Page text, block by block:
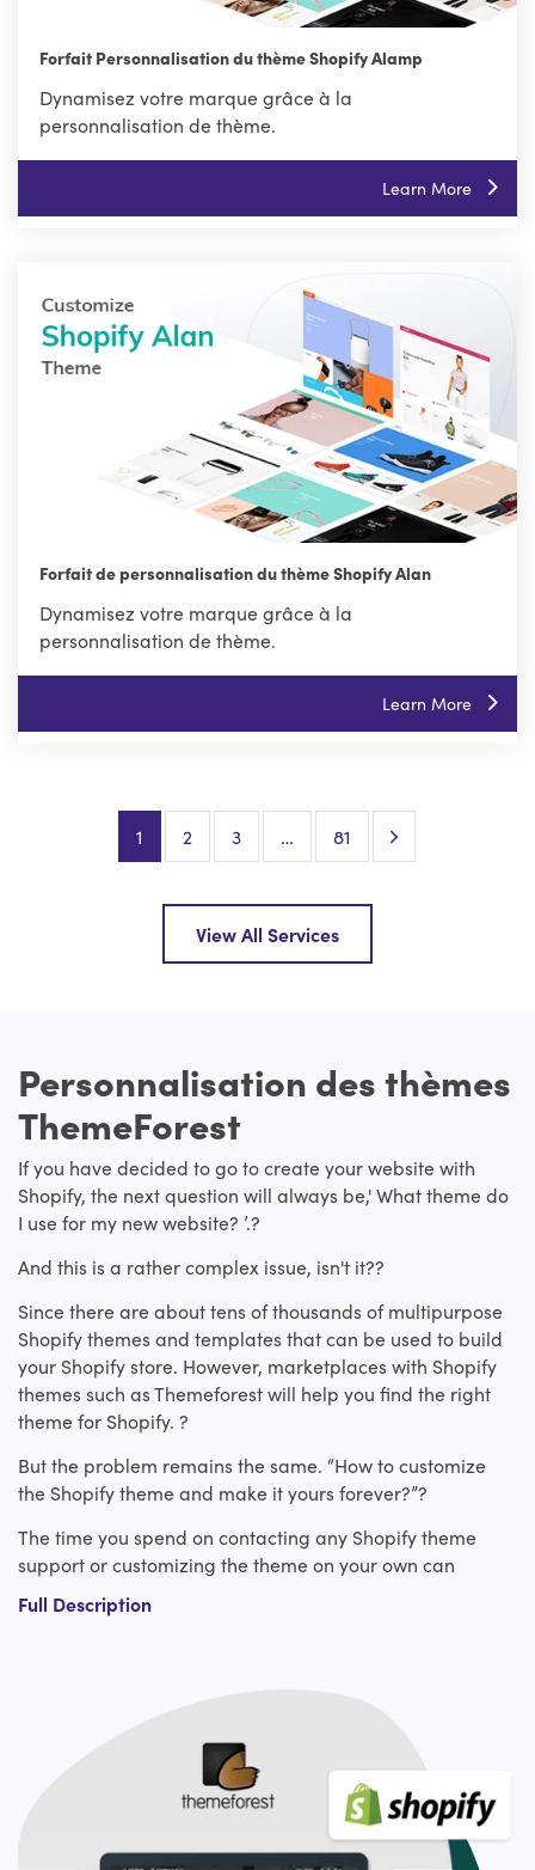
Forfait Personnalisation du thème Shopify Alamp
Dynamisez votre marque grâce à la
personnalisation de thème.
Learn More
Forfait de personnalisation du thème Shopify Alan
Dynamisez votre marque grâce à la
personnalisation de thème.
Learn More
1 2 3 … 81 Next Page
View All Services
Personnalisation des thèmes
ThemeForest
If you have decided to go to create your website with
Shopify, the next question will always be,' What theme do
I use for my new website? ’.?
And this is a rather complex issue, isn't it??
Since there are about tens of thousands of multipurpose
Shopify themes and templates that can be used to build
your Shopify store. However, marketplaces with Shopify
themes such as Themeforest will help you find the right
theme for Shopify. ?
But the problem remains the same. “How to customize
the Shopify theme and make it yours forever?”?
The time you spend on contacting any Shopify theme
support or customizing the theme on your own can
instead be used for the strategic part of your website.
Right??
commerce company, hire our expert Shopify experts who
bring exceptional knowledge and expertise in
ThemeForest custom Shopify theme design. Our
experienced Shopify developers have covered you from
making slight tweaks to an existing ThemeForest Shopify
theme to custom Shopify theme development from
scratch or a revamp.?
Full Description